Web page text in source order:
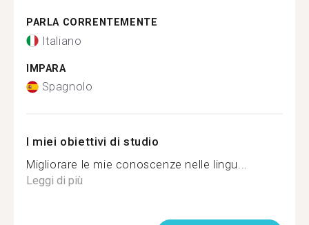
PARLA CORRENTEMENTE
Italiano
IMPARA
Spagnolo
I miei obiettivi di studio
Migliorare le mie conoscenze nelle lingu...
Leggi di più